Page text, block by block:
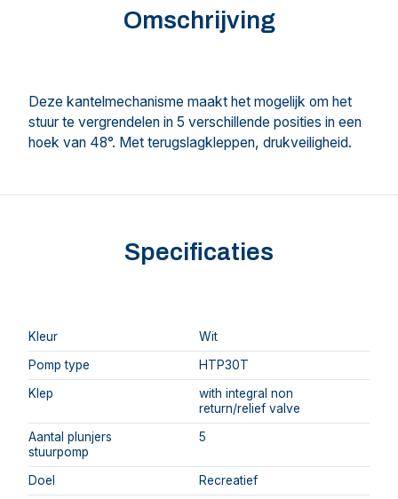
Omschrijving
Deze kantelmechanisme maakt het mogelijk om het
stuur te vergrendelen in 5 verschillende posities in een
hoek van 48°. Met terugslagkleppen, drukveiligheid.
Specificaties
Kleur
Wit
Pomp type
HTP30T
Klep
with integral non
return/relief valve
Aantal plunjers
stuurpomp
5
Doel
Recreatief